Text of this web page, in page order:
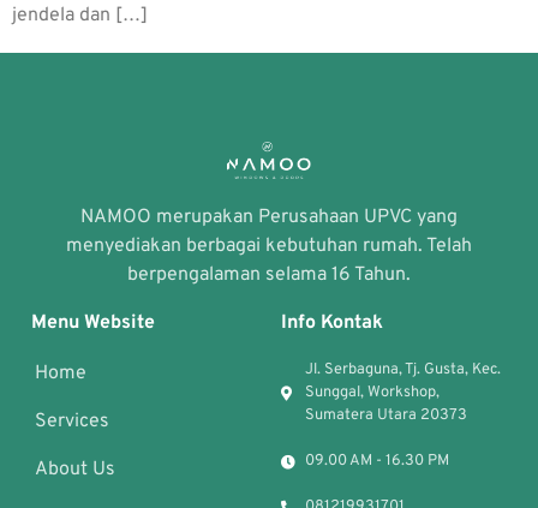
jendela dan […]
NAMOO merupakan Perusahaan UPVC yang
menyediakan berbagai kebutuhan rumah. Telah
berpengalaman selama 16 Tahun.
Menu Website
Home
Services
About Us
Info Kontak
Jl. Serbaguna, Tj. Gusta, Kec.
Sunggal, Workshop,
Sumatera Utara 20373
09.00 AM - 16.30 PM